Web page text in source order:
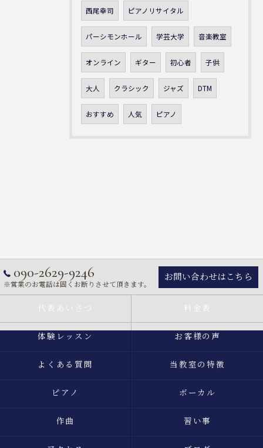
西尾幸司 ピアノリサイタル
パーシモンホール 学芸大学 音楽教室
オンライン ギター 初心者 子供
大人 クラシック ジャズ DTM
おすすめ 人気 ピアノ
090-2629-9246
※営業のお電話は固くお断りさせて頂きます。
お問い合わせはこちら
代表あいさつ 料金表
体験レッスン お客様の声
よくある質問 当教室の特徴
ピアノ ボーカル
作曲 習い事